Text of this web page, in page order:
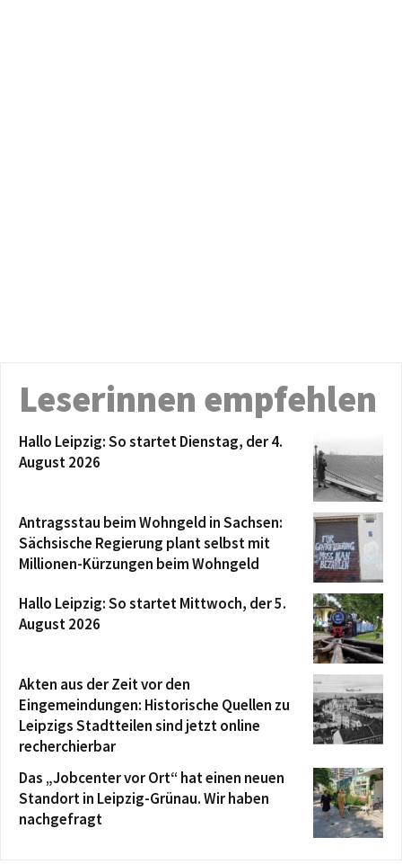
Leserinnen empfehlen
Hallo Leipzig: So startet Dienstag, der 4.
August 2026
Antragsstau beim Wohngeld in Sachsen:
Sächsische Regierung plant selbst mit
Millionen-Kürzungen beim Wohngeld
Hallo Leipzig: So startet Mittwoch, der 5.
August 2026
Akten aus der Zeit vor den
Eingemeindungen: Historische Quellen zu
Leipzigs Stadtteilen sind jetzt online
recherchierbar
Das „Jobcenter vor Ort“ hat einen neuen
Standort in Leipzig-Grünau. Wir haben
nachgefragt